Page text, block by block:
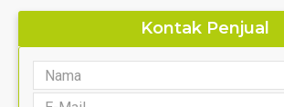
Kontak Penjual